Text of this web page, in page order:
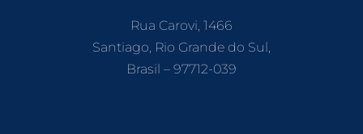
Rua Carovi, 1466
Santiago, Rio Grande do Sul,
Brasil – 97712-039